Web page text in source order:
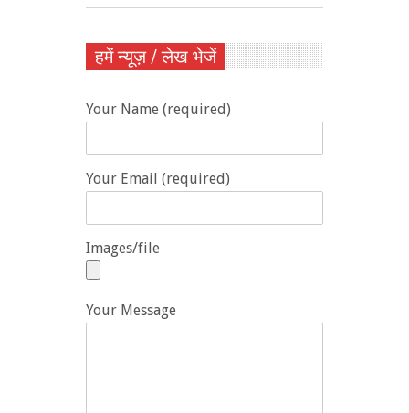
हमें न्यूज़ / लेख भेजें
Your Name (required)
Your Email (required)
Images/file
Your Message